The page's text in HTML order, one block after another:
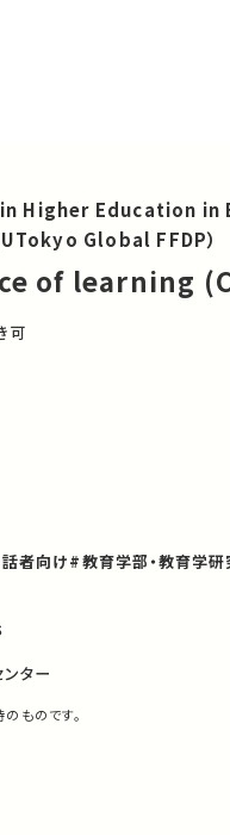
Higher Education
Global FFDP）
of learning
可
者向け#教育学部・教育学
ター
ものです。